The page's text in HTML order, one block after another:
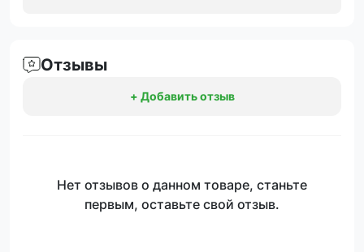
Отзывы
+ Добавить отзыв
Нет отзывов о данном товаре, станьте
первым, оставьте свой отзыв.